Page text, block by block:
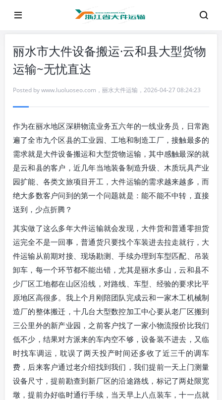
丽水市大件设备搬运·云和县大型货物
运输~无忧直达
Posted bywww.luoluoseo.com ， 丽水大件运输 ， 2026-04-27 08:24:23
作为在丽水地区深耕物流业务五六年的一线业务员，日常跑
遍了全市九个区县的工业园、工地和制造工厂，接触最多的
需求就是大件设备搬运和大型货物运输，其中感触最深的就
是云和县的客户，近几年当地装备制造升级、木质玩具产业
园扩能、各类文旅项目开工，大件运输的需求越来越多，而
绝大多数客户问到的第一个问题就是：能不能不中转，直接
送到，少点折腾？
其实做了这么多年大件运输就会发现，大件货和普通零担货
运完全不是一回事，普通货只要找个车装进去拉走就行，大
件运输从前期对接、现场勘测、手续办理到车型匹配、吊装
卸车，每一个环节都不能出错，尤其是丽水多山，云和县不
少厂区工地都在山区沿线，对路线、车型、经验的要求比平
原地区高很多。我上个月刚陪团队完成云和一家木工机械制
造厂的整体搬迁，十几台大型数控加工中心要从老厂区搬到
三公里外的新产业园，之前客户找了一家小物流报价比我们
低不少，结果对方派来的车内空不够，设备装不进去，又临
时找车调运，耽误了两天投产时间还多收了近三千的调车
费，后来客户通过老介绍找到我们，我们提前一天上门测量
设备尺寸，提前勘查到新厂区的沿途路线，标记了两处限宽
墩，提前办好临时通行手续，当天早上八点装车，十一点就